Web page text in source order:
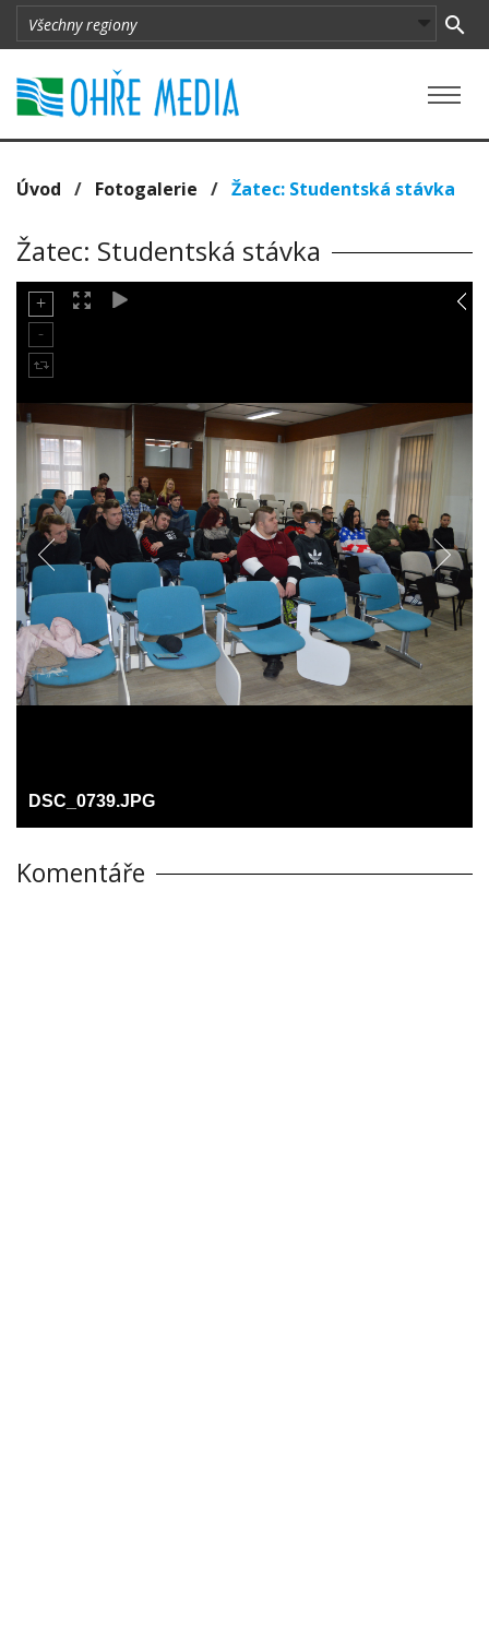
Úvod / Fotogalerie / Žatec: Studentská stávka
Žatec: Studentská stávka
DSC_0739.JPG
Komentáře